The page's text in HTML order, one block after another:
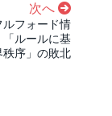
次へ
フォード情
「ルールに基
秩序」の敗北